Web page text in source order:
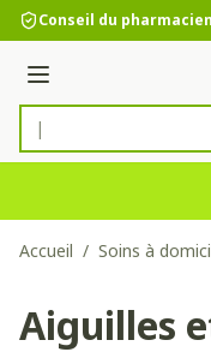
Aller au contenu
Conseil du pharmacien
Menu
Rechercher
Accueil / Soins à
Aiguilles